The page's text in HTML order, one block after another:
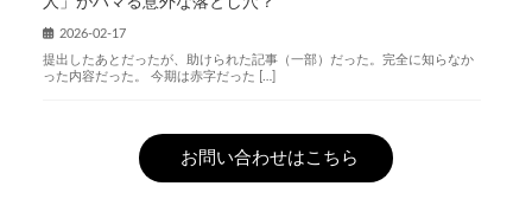
2026-02-17
提出したあとだったが、助けられた記事（一部）だった。完全に知らなか
った内容だった。 今期は赤字だった […]
お問い合わせはこちら